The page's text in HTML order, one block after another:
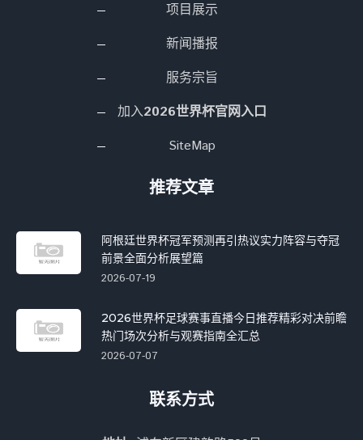
项目展示
新闻播报
服务宗旨
加入2026世界杯官网入口
SiteMap
推荐文章
阿根廷世界杯冠军预测再引热议实力阵容与夺冠
前景全面分析展望篇
2026-07-19
2026世界杯足球赛事直播今日推荐精彩对决前瞻
热门场次分析与观赛指南全汇总
2026-07-07
联系方式